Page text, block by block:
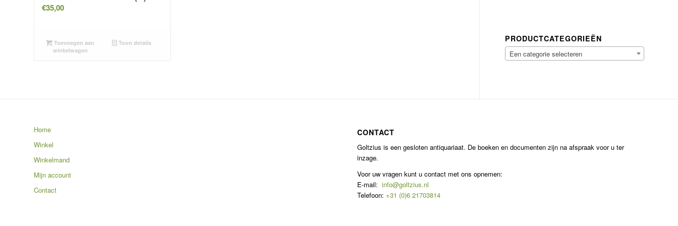
€35,00
Toevoegen aan
winkelwagen
Toon details PRODUCTCATEGORIEËN
Een categorie selecteren
Home
Winkel
Winkelmand
Mijn account
Contact
CONTACT
Goltzius is een gesloten antiquariaat. De boeken en documenten zijn na afspraak voor u ter
inzage.
Voor uw vragen kunt u contact met ons opnemen:
E-mail:info@goltzius.nl
Telefoon: +31 (0)6 21703814